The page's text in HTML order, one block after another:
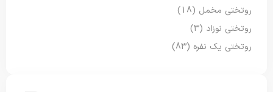
روتختی مخمل (18)
روتختی نوزاد (3)
روتختی یک نفره (83)